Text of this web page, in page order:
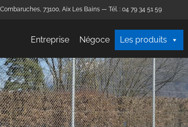
73100, Aix Les Bains — Tél. : 04 79 34 51 59
Entreprise Négoce Les produits